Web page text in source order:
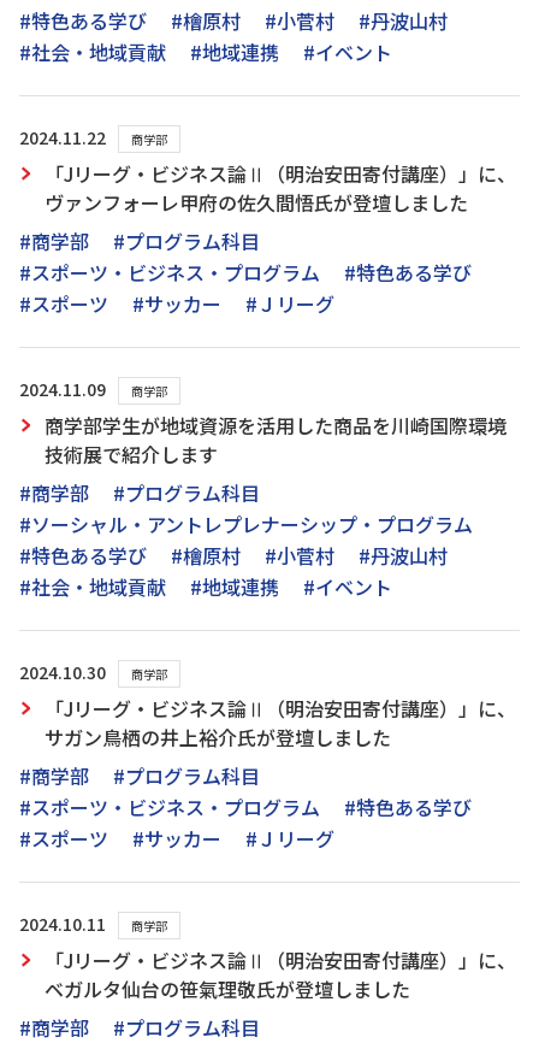
#特色ある学び
#檜原村 #小菅村
#丹波山村
#社会・地域貢献
#地域連携 #イベント
2024.11.22 商学部
「Jリーグ・ビジネス論Ⅱ（明治安田寄付講座）」に、
ヴァンフォーレ甲府の佐久間悟氏が登壇しました
#商学部
#プログラム科目
#スポーツ・ビジネス・プログラム
#特色ある学び
#スポーツ
#サッカー #Ｊリーグ
2024.11.09 商学部
商学部学生が地域資源を活用した商品を川崎国際環境
技術展で紹介します
#商学部
#プログラム科目
#ソーシャル・アントレプレナーシップ・プログラム
#特色ある学び
#檜原村 #小菅村
#丹波山村
#社会・地域貢献
#地域連携 #イベント
2024.10.30 商学部
「Jリーグ・ビジネス論Ⅱ（明治安田寄付講座）」に、
サガン鳥栖の井上裕介氏が登壇しました
#商学部
#プログラム科目
#スポーツ・ビジネス・プログラム
#特色ある学び
#スポーツ
#サッカー #Ｊリーグ
2024.10.11 商学部
「Jリーグ・ビジネス論Ⅱ（明治安田寄付講座）」に、
ベガルタ仙台の笹氣理敬氏が登壇しました
#商学部
#プログラム科目